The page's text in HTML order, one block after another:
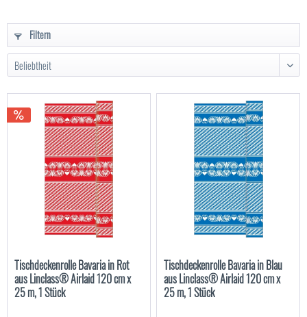
Filtern
Tischdeckenrolle Bavaria in Rot
aus Linclass® Airlaid 120 cm x
25 m, 1 Stück
Tischdeckenrolle Bavaria in Blau
aus Linclass® Airlaid 120 cm x
25 m, 1 Stück